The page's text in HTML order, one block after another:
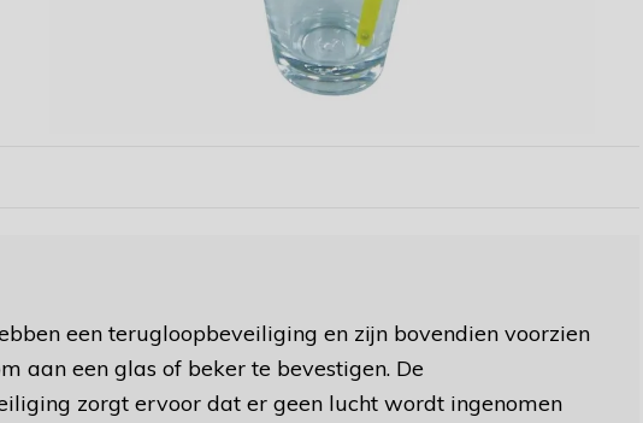
een terugloopbeveiliging en zijn bovendien voorzien
aan een glas of beker te bevestigen. De
zorgt ervoor dat er geen lucht wordt ingenomen